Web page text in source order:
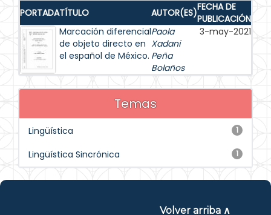
PORTADATÍTULO AUTOR(ES)FECHA DE
PUBLICACIÓN
Marcación diferencial
de objeto directo en
el español de México.
Paola
Xadani
Peña
Bolaños
3-may-2021
Temas
1
Lingüística
1
Lingüística Sincrónica
Volver arriba ∧